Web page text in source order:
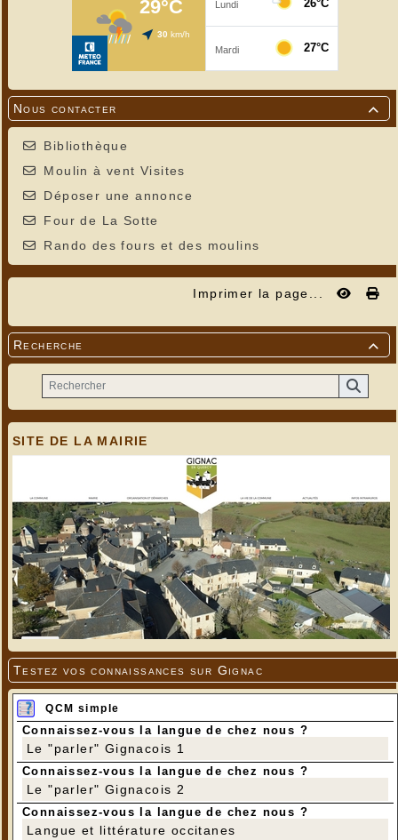

Nous contacter
Bibliothèque
Moulin à vent Visites
Déposer une annonce
Four de La Sotte
Rando des fours et des moulins
Imprimer la page...

Recherche
SITE DE LA MAIRIE
Testez vos connaissances sur Gignac
QCM simple
Connaissez-vous la langue de chez nous ?
Le "parler" Gignacois 1
Connaissez-vous la langue de chez nous ?
Le "parler" Gignacois 2
Connaissez-vous la langue de chez nous ?
Langue et littérature occitanes